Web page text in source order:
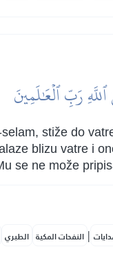
رَبِّ ٱلۡعَٰلَمِينَ
stiže do
blizu vatre i
se ne može
الطبري النفحات المكية |